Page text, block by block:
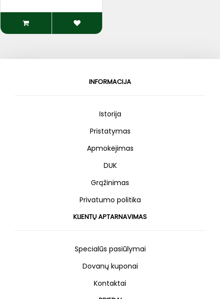
INFORMACIJA
Istorija
Pristatymas
Apmokėjimas
DUK
Grąžinimas
Privatumo politika
KLIENTŲ APTARNAVIMAS
Specialūs pasiūlymai
Dovanų kuponai
Kontaktai